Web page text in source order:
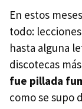
En estos
todo:
hasta alguna
discotecas
fue pillada
como se supo